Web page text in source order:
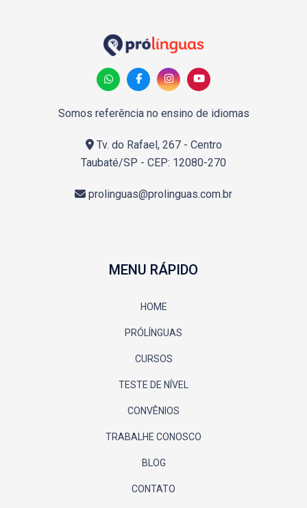
Somos referência no ensino de idiomas
Tv. do Rafael, 267 - Centro
Taubaté/SP - CEP: 12080-270
prolinguas@prolinguas.com.br
MENU RÁPIDO
HOME
PRÓLÍNGUAS
CURSOS
TESTE DE NÍVEL
CONVÊNIOS
TRABALHE CONOSCO
BLOG
CONTATO